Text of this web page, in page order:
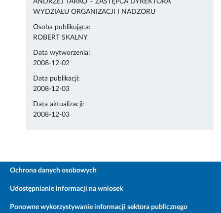
ANDRZEJ TARKO – ZASTĘPCA DYREKTORA
WYDZIAŁU ORGANIZACJI I NADZORU
Osoba publikująca:
ROBERT SKALNY
Data wytworzenia:
2008-12-02
Data publikacji:
2008-12-03
Data aktualizacji:
2008-12-03
Ochrona danych osobowych
Udostępnianie informacji na wniosek
Ponowne wykorzystywanie informacji sektora publicznego